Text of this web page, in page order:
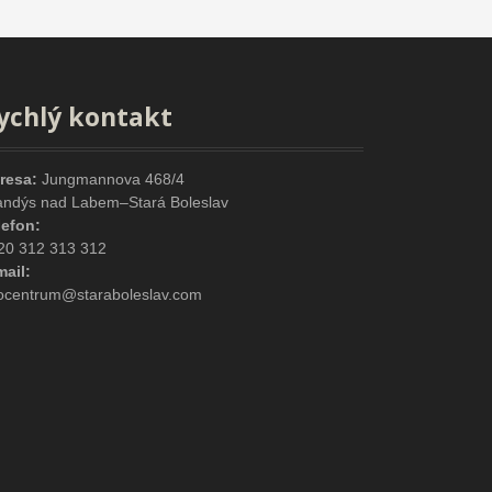
kontakt
Jungmannova 468/4
nad Labem–Stará Boleslav
312 313 312